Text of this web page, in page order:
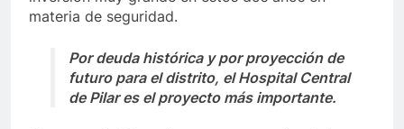
materia de seguridad.
Por deuda histórica y por proyección de
futuro para el distrito, el Hospital Central
de Pilar es el proyecto más importante.